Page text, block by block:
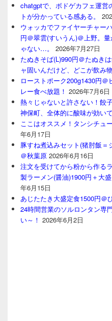
chatgptで、ボドゲカフェ運営
トが分かっている感ある。
ウォッカでファイヤーチャー
円＠翠雲(すいうん)＠上野。
ゃない…。
2026年7月27日
たぬきそば(L)990円＠たぬき
ャ固いんだけど、どこが飲み
ローストポーク200g1430円
レー食べ放題！ 2026年7月6日
熱々じゃないと許さない！餃
神保町、全体的に酸味が効いて
ここはオススメ！タンシチュ
年6月17日
豚すね煮込みセット(猪肘飯
＠秋葉原 2026年6月16日
注文を受けてから粉から作る
製ラーメン(醤油)1900円＋大
年6月15日
あじたたき大盛定食1500円＠
24時間営業のソルロンタン専
い～！ 2026年6月2日